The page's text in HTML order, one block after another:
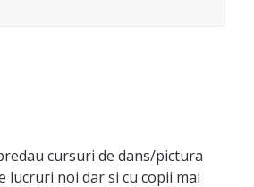
cursuri de dans/pictura
lucruri noi dar si cu copii mai